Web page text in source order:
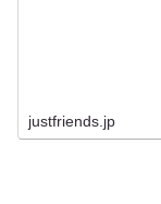
justfriends.jp